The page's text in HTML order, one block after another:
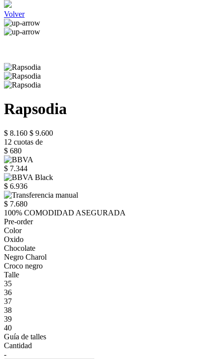
Volver
Rapsodia
$ 8.160 $ 9.600
12 cuotas de
$ 680
$ 7.344
$ 6.936
$ 7.680
100% COMODIDAD ASEGURADA
Pre-order
Color
Oxido
Chocolate
Negro Charol
Croco negro
Talle
35
36
37
38
39
40
Guía de talles
Cantidad
-